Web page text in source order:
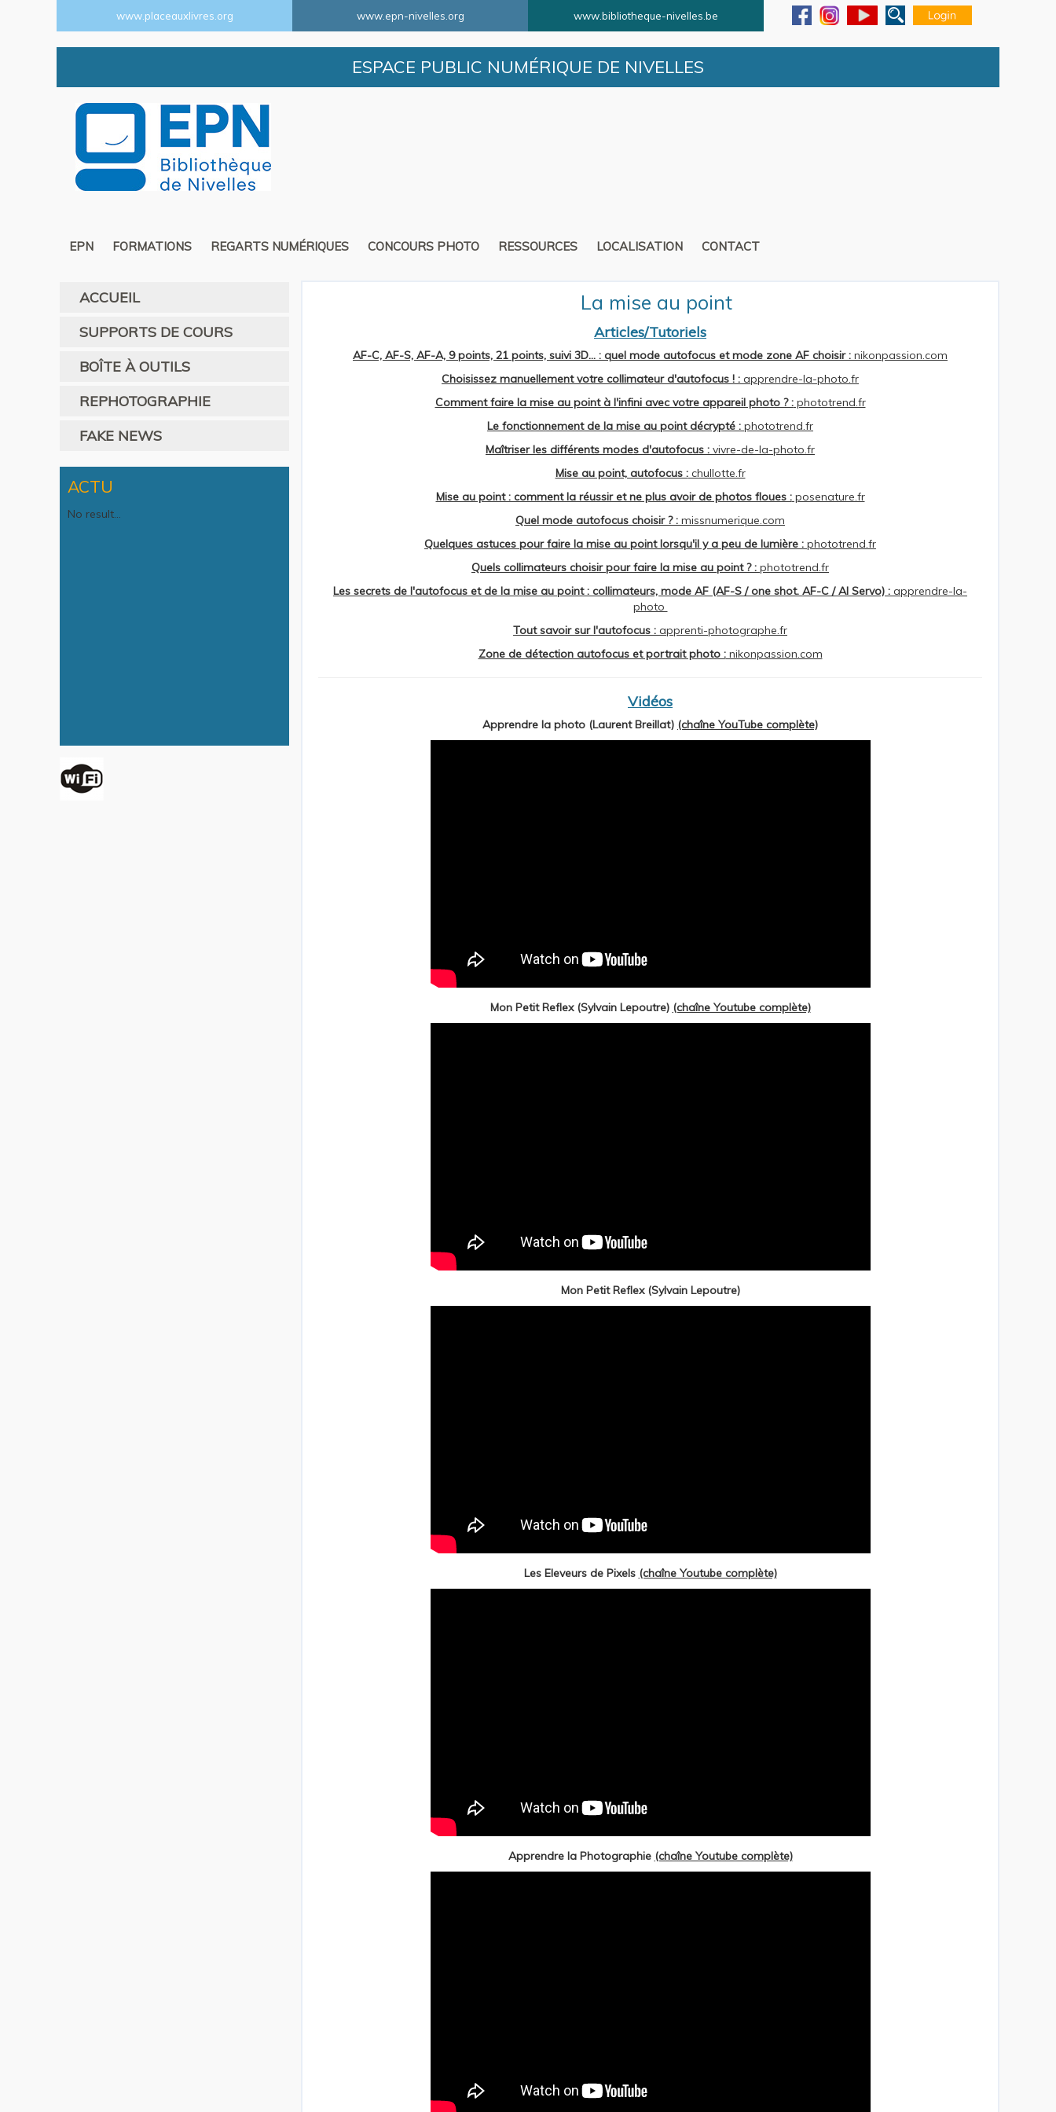
www.placeauxlivres.org www.epn-nivelles.org www.bibliotheque-nivelles.be
ESPACE PUBLIC NUMÉRIQUE DE NIVELLES
EPN FORMATIONS REGARTS NUMÉRIQUES CONCOURS PHOTO RESSOURCES LOCALISATION CONTACT
ACCUEIL
SUPPORTS DE COURS
BOÎTE À OUTILS
REPHOTOGRAPHIE
FAKE NEWS
ACTU
No result...
La mise au point
Articles/Tutoriels
AF-C, AF-S, AF-A, 9 points, 21 points, suivi 3D... : quel mode autofocus et mode zone AF choisir : nikonpassion.com
Choisissez manuellement votre collimateur d'autofocus ! : apprendre-la-photo.fr
Comment faire la mise au point à l'infini avec votre appareil photo ? :phototrend.fr
Le fonctionnement de la mise au point décrypté : phototrend.fr
Maîtriser les différents modes d'autofocus : vivre-de-la-photo.fr
Mise au point, autofocus :chullotte.fr
Mise au point : comment la réussir et ne plus avoir de photos floues :posenature.fr
Quel mode autofocus choisir ? : missnumerique.com
Quelques astuces pour faire la mise au point lorsqu'il y a peu de lumière : phototrend.fr
Quels collimateurs choisir pour faire la mise au point ? : phototrend.fr
Les secrets de l'autofocus et de la mise au point : collimateurs, mode AF (AF-S / one shot. AF-C / AI Servo) : apprendre-la-
photo
Tout savoir sur l'autofocus : apprenti-photographe.fr
Zone de détection autofocus et portrait photo :nikonpassion.com
Vidéos
Apprendre la photo (Laurent Breillat) (chaîne YouTube complète)
Mon Petit Reflex (Sylvain Lepoutre) (chaîne Youtube complète)
Mon Petit Reflex (Sylvain Lepoutre)
Les Eleveurs de Pixels (chaîne Youtube complète)
Apprendre la Photographie (chaîne Youtube complète)